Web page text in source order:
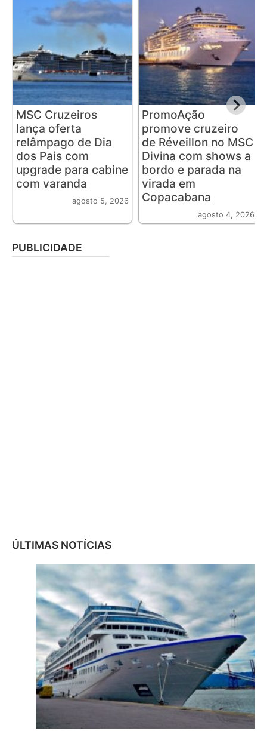
MSC Cruzeiros
lança oferta
relâmpago de Dia
dos Pais com
upgrade para cabine
com varanda
agosto 5, 2026
PromoAção
promove cruzeiro
de Réveillon no MSC
Divina com shows a
bordo e parada na
virada em
Copacabana
agosto 4, 2026
PUBLICIDADE
ÚLTIMAS NOTÍCIAS